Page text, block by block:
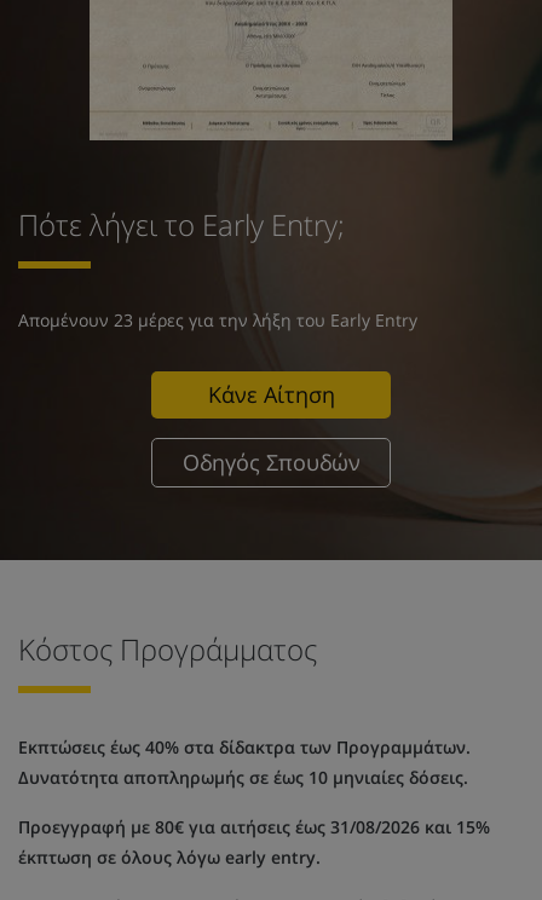
Πότε λήγει το Early Entry;
Απομένουν 23 μέρες για την λήξη του Early Entry
Κάνε Αίτηση
Οδηγός Σπουδών
Κόστος Προγράμματος
Εκπτώσεις έως 40% στα δίδακτρα των Προγραμμάτων.
Δυνατότητα αποπληρωμής σε έως 10 μηνιαίες δόσεις.
Προεγγραφή με 80€ για αιτήσεις έως 31/08/2026 και 15%
έκπτωση σε όλους λόγω early entry.